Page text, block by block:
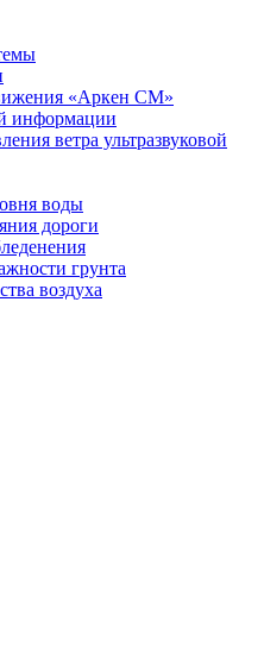
«Аркен СМ»
информации
ветра ультразвуковой
воды
дороги
грунта
воздуха